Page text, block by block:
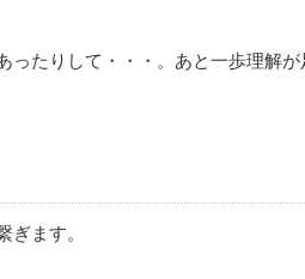
ったりして・・・。あと一歩理解
ます。